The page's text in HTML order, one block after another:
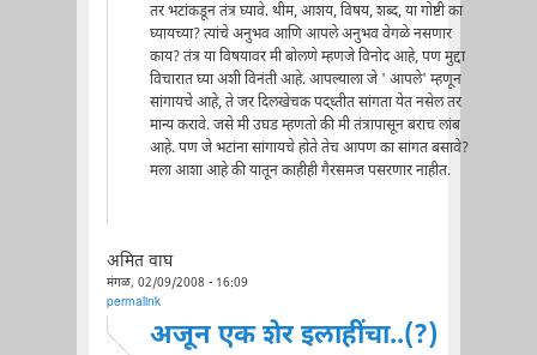
तर भटांकडून तंत्र घ्यावे. थीम, आशय, विषय, शब्द, या गोष्टी का
घ्यायच्या? त्यांचे अनुभव आणि आपले अनुभव वेगळे नसणार
काय? तंत्र या विषयावर मी बोलणे म्हणजे विनोद आहे, पण मुद्दा
विचारात घ्या अशी विनंती आहे. आपल्याला जे ' आपले' म्हणून
सांगायचे आहे, ते जर दिलखेचक पद्ध्तीत सांगता येत नसेल तर
मान्य करावे. जसे मी उघड म्हणतो की मी तंत्रापासून बराच लांब
आहे. पण जे भटांना सांगायचे होते तेच आपण का सांगत बसावे?
मला आशा आहे की यातून काहीही गैरसमज पसरणार नाहीत.
अमित वाघ
मंगळ, 02/09/2008 - 16:09
permalink
अजून एक शेर इलाहींचा..(?)